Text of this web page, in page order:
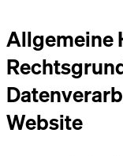
Allgemeine
Website